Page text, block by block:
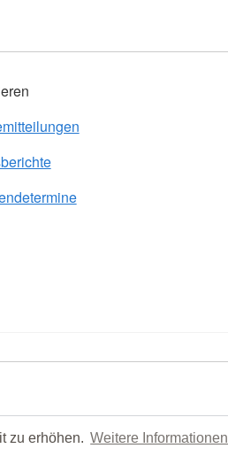
zu erhöhen. Weitere Informationen